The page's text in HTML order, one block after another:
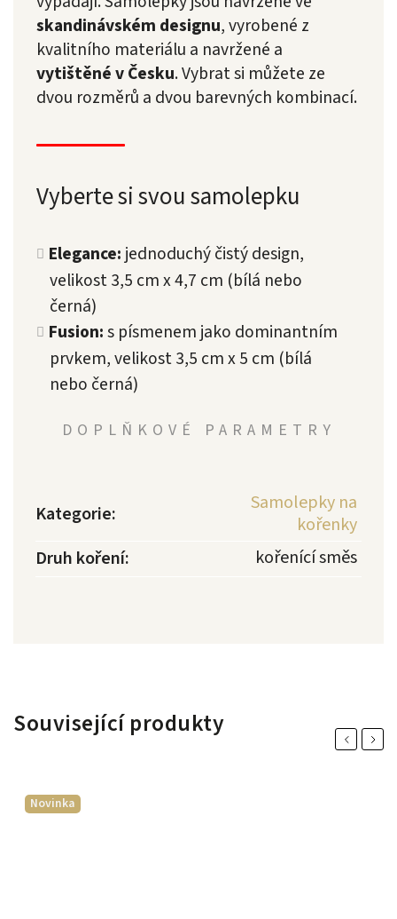
skandinávském designu, vyrobené z
kvalitního materiálu a navržené a
vytištěné v Česku. Vybrat si můžete ze
dvou rozměrů a dvou barevných kombinací.
Vyberte si svou samolepku
Elegance: jednoduchý čistý design,
velikost 3,5 cm x 4,7 cm (bílá nebo
černá)
Fusion:s písmenem jako dominantním
prvkem, velikost 3,5 cm x 5 cm (bílá
nebo černá)
DOPLŇKOVÉ PARAMETRY
Kategorie:
Samolepky na
kořenky
Druh koření: kořenící směs
Související produkty Previous
Novinka
Next